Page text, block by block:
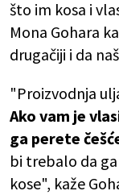
što im kosa i
Mona Gohara
drugačiji i da
"Proizvodnja
Ako vam je
ga perete
bi trebalo da
kose", kaže